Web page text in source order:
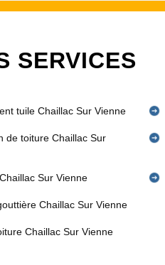
SERVICES
tuile Chaillac Sur Vienne
de toiture Chaillac Sur
Sur Vienne
Chaillac Sur Vienne
Chaillac Sur Vienne